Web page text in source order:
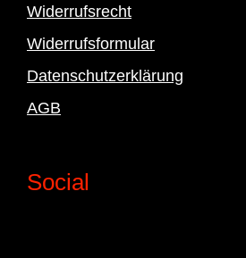
Widerrufsrecht
Widerrufsformular
Datenschutzerklärung
AGB
Social